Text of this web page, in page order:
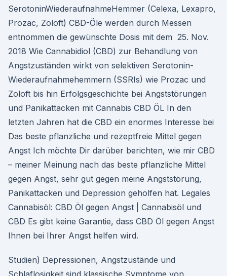
SerotoninWiederaufnahmeHemmer (Celexa, Lexapro,
Prozac, Zoloft) CBD-Öle werden durch Messen
entnommen die gewünschte Dosis mit dem 25. Nov.
2018 Wie Cannabidiol (CBD) zur Behandlung von
Angstzuständen wirkt von selektiven Serotonin-
Wiederaufnahmehemmern (SSRIs) wie Prozac und
Zoloft bis hin Erfolgsgeschichte bei Angststörungen
und Panikattacken mit Cannabis CBD ÖL In den
letzten Jahren hat die CBD ein enormes Interesse bei
Das beste pflanzliche und rezeptfreie Mittel gegen
Angst Ich möchte Dir darüber berichten, wie mir CBD
– meiner Meinung nach das beste pflanzliche Mittel
gegen Angst, sehr gut gegen meine Angststörung,
Panikattacken und Depression geholfen hat. Legales
Cannabisöl: CBD Öl gegen Angst | Cannabisöl und
CBD Es gibt keine Garantie, dass CBD Öl gegen Angst
Ihnen bei Ihrer Angst helfen wird.
Studien) Depressionen, Angstzustände und
Schlaflosigkeit sind klassische Symptome von